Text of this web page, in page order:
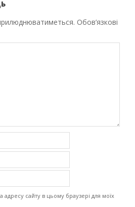
Обов’язкові
адресу сайту в цьому браузері для моїх